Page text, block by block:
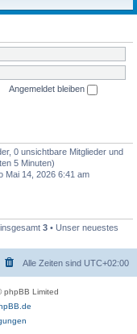
Angemeldet bleiben
0 unsichtbare Mitglieder und
5 Minuten)
Mai 14, 2026 6:41 am
3 • Unser neuestes
Alle Zeiten sind UTC+02:00
phpBB Limited